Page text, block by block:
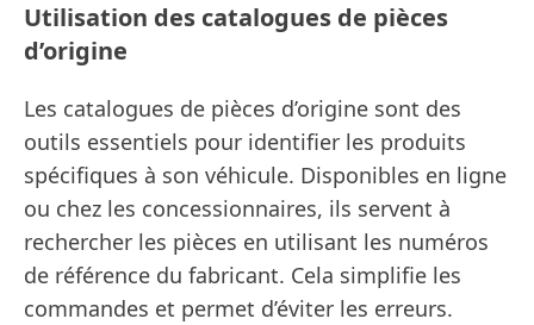
Utilisation des catalogues de pièces
d’origine
Les catalogues de pièces d’origine sont des
outils essentiels pour identifier les produits
spécifiques à son véhicule. Disponibles en ligne
ou chez les concessionnaires, ils servent à
rechercher les pièces en utilisant les numéros
de référence du fabricant. Cela simplifie les
commandes et permet d’éviter les erreurs.